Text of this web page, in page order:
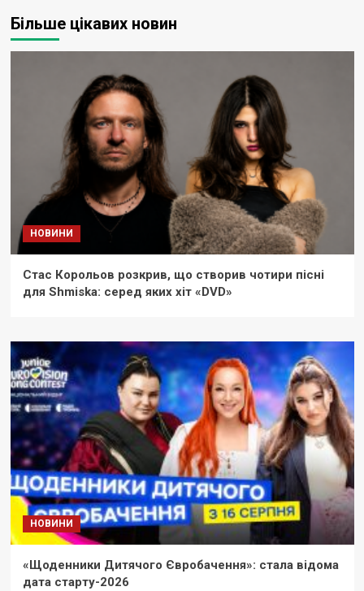
Більше цікавих новин
НОВИНИ
Стас Корольов розкрив, що створив чотири пісні
для Shmiska: серед яких хіт «DVD»
НОВИНИ
«Щоденники Дитячого Євробачення»: стала відома
дата старту-2026